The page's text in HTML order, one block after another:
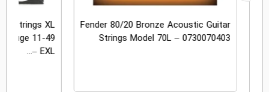
Fender 80/20 Bronze Acoustic Guitar
Strings Model 70L – 0730070403
Strings XL
Gauge 11-49
– EXL...